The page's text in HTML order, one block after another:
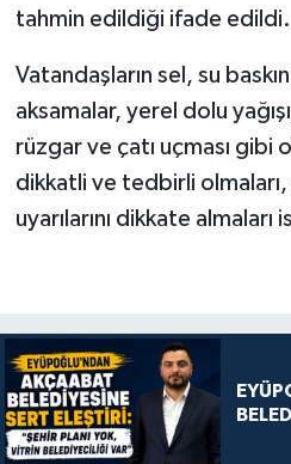
tahmin edildiği ifade edildi.
Vatandaşların sel, su
aksamalar, yerel dolu
rüzgar ve çatı uçması gibi
dikkatli ve tedbirli
uyarılarını dikkate almaları